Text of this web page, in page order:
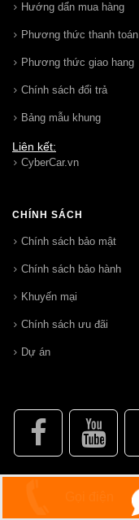
Hướng dẩn mua hàng
Phương thức thanh toán
Phương thức giao hang
Chính sách đổi trả
Bảng mẫu khung
Liên kết:
CyberCar.vn
CHÍNH SÁCH
Chính sách bảo mật
Chính sách bảo hành
Khuyến mại
Chính sách ưu đãi
Dự án